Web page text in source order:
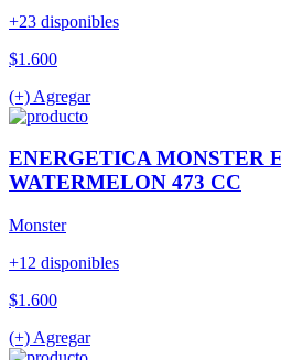
+23 disponibles
$1.600
(+) Agregar
ENERGETICA MONSTER
WATERMELON 473 CC
Monster
+12 disponibles
$1.600
(+) Agregar